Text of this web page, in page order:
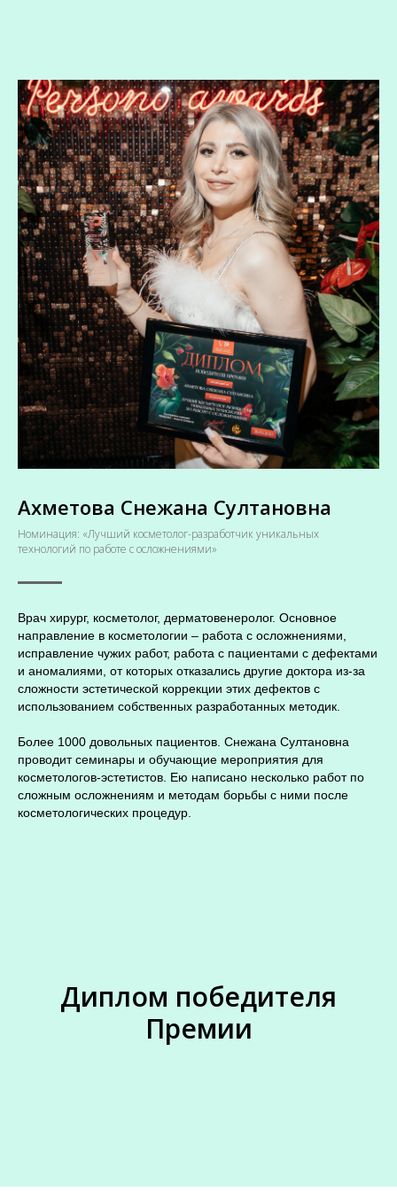
Ахметова Снежана Султановна
Номинация: «Лучший косметолог-разработчик уникальных
технологий по работе с осложнениями»
Врач хирург, косметолог, дерматовенеролог. Основное
направление в косметологии – работа с осложнениями,
исправление чужих работ, работа с пациентами с дефектами
и аномалиями, от которых отказались другие доктора из-за
сложности эстетической коррекции этих дефектов с
использованием собственных разработанных методик.
Более 1000 довольных пациентов. Снежана Султановна
проводит семинары и обучающие мероприятия для
косметологов-эстетистов. Ею написано несколько работ по
сложным осложнениям и методам борьбы с ними после
косметологических процедур.
Диплом победителя
Премии